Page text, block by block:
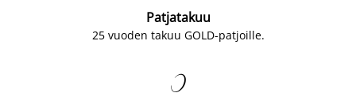
Patjatakuu
25 vuoden takuu GOLD-patjoille.
